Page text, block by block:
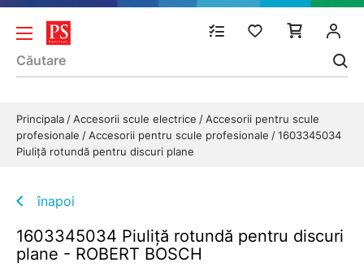
Principala Accesorii scule electrice
Accesorii pentru scule
profesionale
Accesorii pentru scule profesionale
1603345034
Piuliţă rotundă pentru discuri plane
înapoi
1603345034 Piuliţă rotundă pentru discuri
plane - ROBERT BOSCH